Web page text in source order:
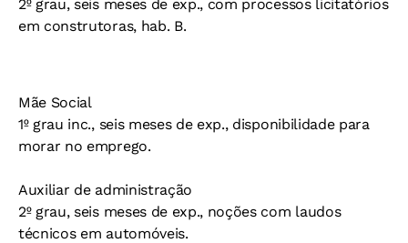
2º grau, seis meses de exp., com processos licitatórios
em construtoras, hab. B.
Mãe Social
1º grau inc., seis meses de exp., disponibilidade para
morar no emprego.
Auxiliar de administração
2º grau, seis meses de exp., noções com laudos
técnicos em automóveis.